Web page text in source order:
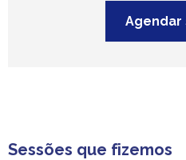
Agendar
Sessões que fizemos